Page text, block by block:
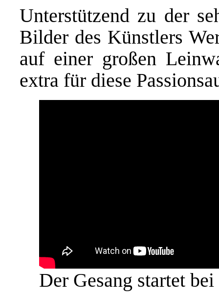
Unterstützend zu der
Bilder des Künstlers
auf einer großen
extra für diese
Der Gesang startet